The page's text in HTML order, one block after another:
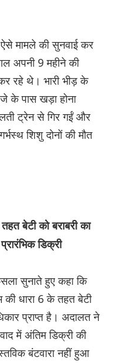
मामले की सुनवाई कर
अपनी 9 महीने की
रहे थे। भारी भीड़ के
के पास खड़ा होना
ट्रेन से गिर गईं और
शिशु दोनों की मौत
बेटी को बराबरी का
डिक्री
सुनाते हुए कहा कि
की धारा 6 के तहत बेटी
प्राप्त है। अदालत ने
में अंतिम डिक्री की
बंटवारा नहीं हुआ